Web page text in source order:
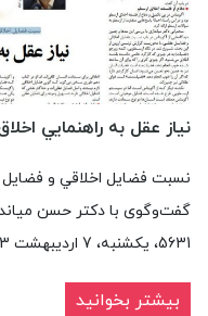
نياز عقل به راهنمايي
نسبت فضايل اخلاقي و
گفت‌وگوی با دکتر حسن
5631، یکشنبه، 7 اردیبهشت 1393 دریافت گفت‌وگو ...
بیشتر بخوانید